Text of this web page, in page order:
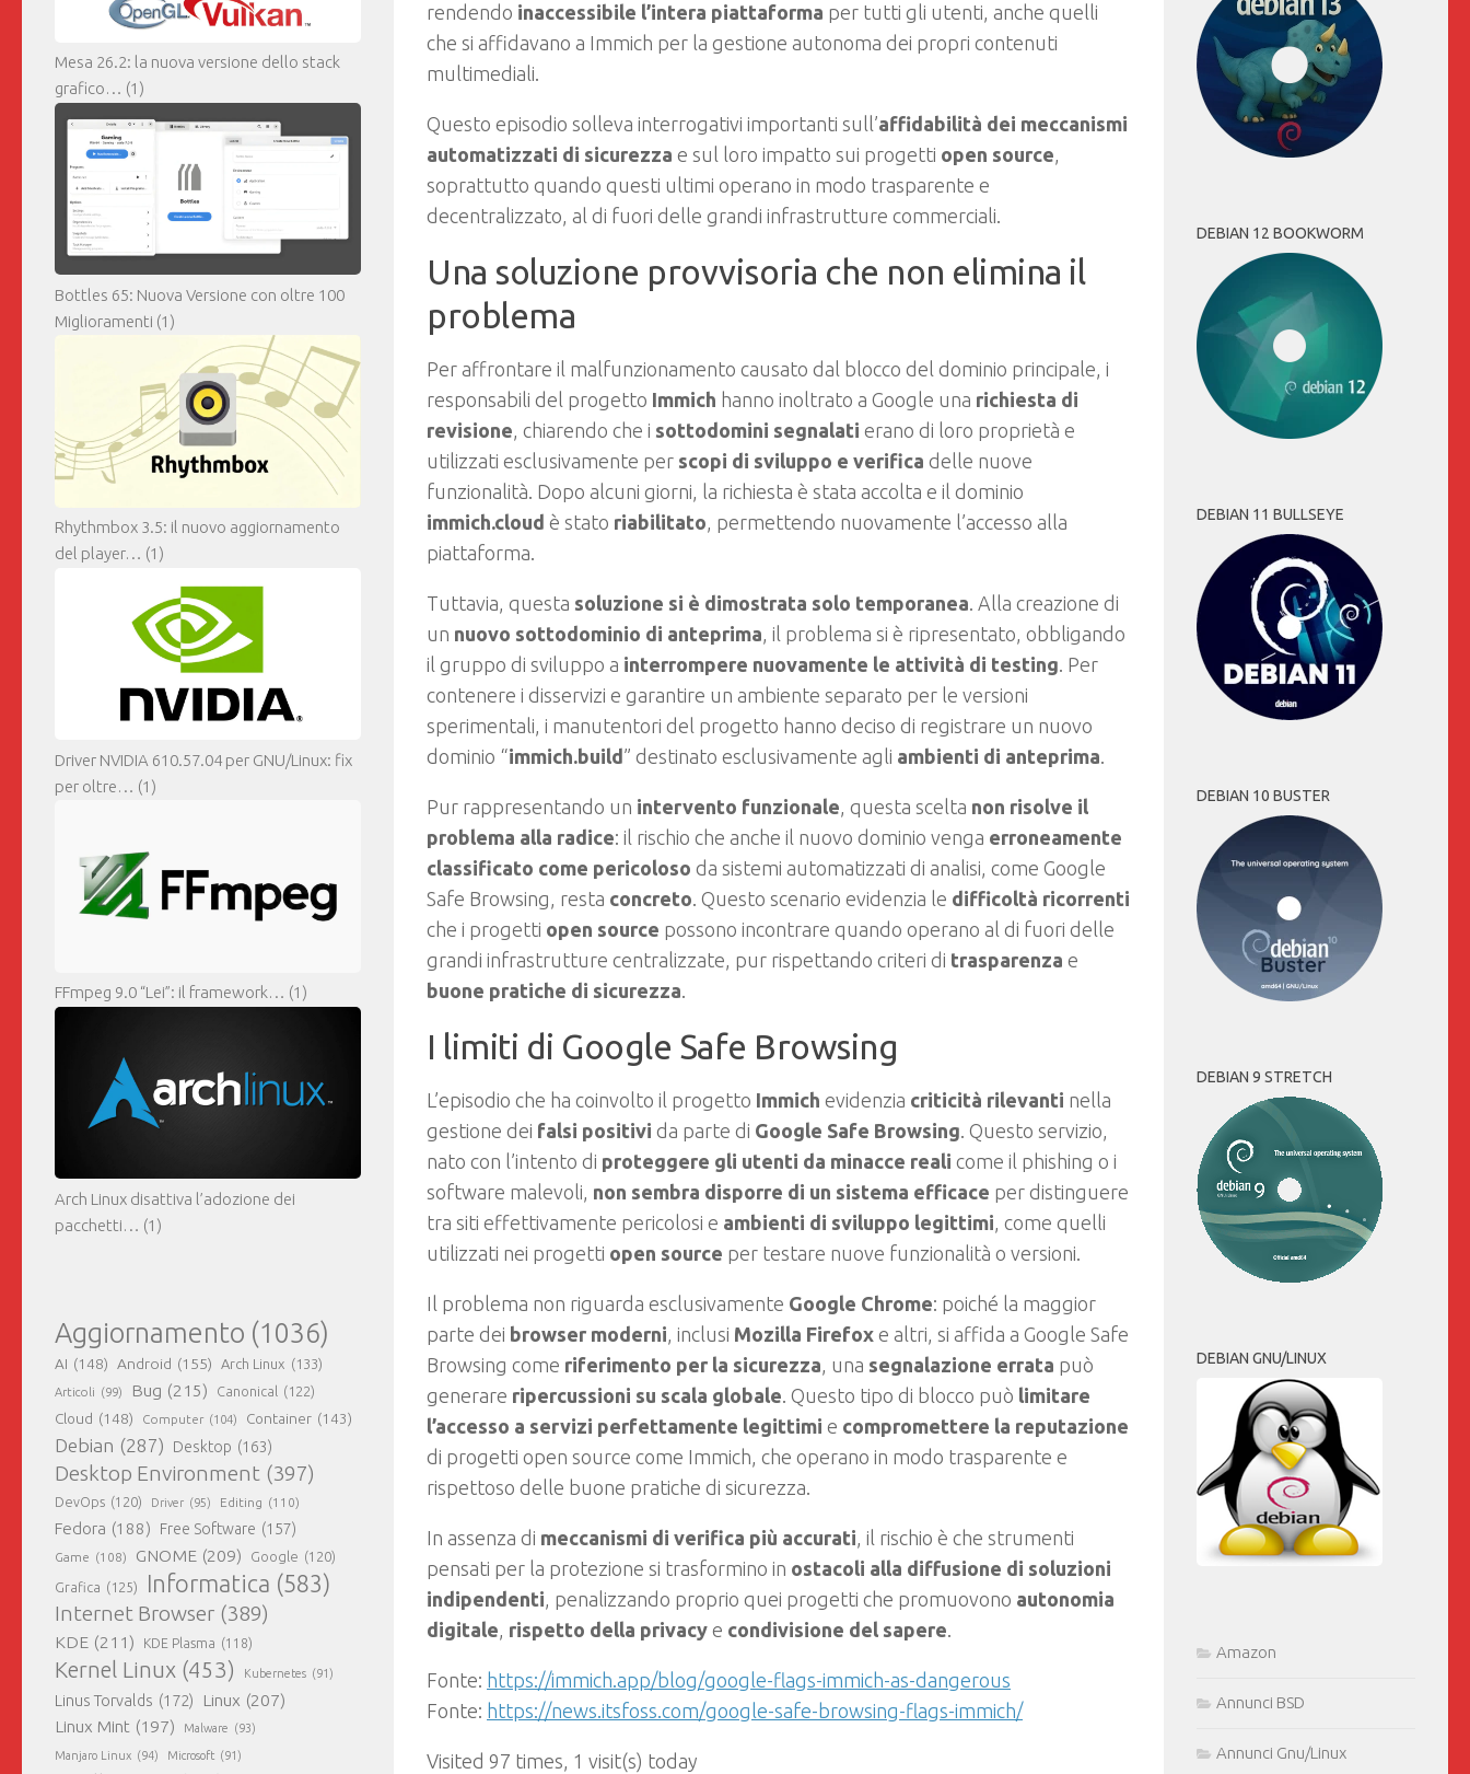
rendendo inaccessibile l’intera piattaforma per tutti gli utenti, anche quelli
che si affidavano a Immich per la gestione autonoma dei propri contenuti
multimediali.
Questo episodio solleva interrogativi importanti sull’affidabilità dei meccanismi
automatizzati di sicurezza e sul loro impatto sui progetti open source,
soprattutto quando questi ultimi operano in modo trasparente e
decentralizzato, al di fuori delle grandi infrastrutture commerciali.
Una soluzione provvisoria che non elimina il
problema
Per affrontare il malfunzionamento causato dal blocco del dominio principale, i
responsabili del progetto Immich hanno inoltrato a Google una richiesta di
revisione, chiarendo che i sottodomini segnalati erano di loro proprietà e
utilizzati esclusivamente per scopi di sviluppo e verifica delle nuove
funzionalità. Dopo alcuni giorni, la richiesta è stata accolta e il dominio
immich.cloud è stato riabilitato, permettendo nuovamente l’accesso alla
piattaforma.
Tuttavia, questa soluzione si è dimostrata solo temporanea. Alla creazione di
un nuovo sottodominio di anteprima, il problema si è ripresentato, obbligando
il gruppo di sviluppo a interrompere nuovamente le attività di testing. Per
contenere i disservizi e garantire un ambiente separato per le versioni
sperimentali, i manutentori del progetto hanno deciso di registrare un nuovo
dominio “immich.build ” destinato esclusivamente agli ambienti di anteprima.
Pur rappresentando un intervento funzionale, questa scelta non risolve il
problema alla radice: il rischio che anche il nuovo dominio venga erroneamente
classificato come pericoloso da sistemi automatizzati di analisi, come Google
Safe Browsing, resta concreto. Questo scenario evidenzia le difficoltà ricorrenti
che i progetti open source possono incontrare quando operano al di fuori delle
grandi infrastrutture centralizzate, pur rispettando criteri di trasparenza e
buone pratiche di sicurezza.
I limiti di Google Safe Browsing
L’episodio che ha coinvolto il progetto Immich evidenzia criticità rilevanti nella
gestione dei falsi positivi da parte di Google Safe Browsing. Questo servizio,
nato con l’intento di proteggere gli utenti da minacce reali come il phishing o i
software malevoli, non sembra disporre di un sistema efficace per distinguere
tra siti effettivamente pericolosi e ambienti di sviluppo legittimi, come quelli
utilizzati nei progetti open source per testare nuove funzionalità o versioni.
Il problema non riguarda esclusivamente Google Chrome: poiché la maggior
parte dei browser moderni, inclusi Mozilla Firefox e altri, si affida a Google Safe
Browsing come riferimento per la sicurezza, una segnalazione errata può
generare ripercussioni su scala globale. Questo tipo di blocco può limitare
l’accesso a servizi perfettamente legittimi e compromettere la reputazione
di progetti open source come Immich, che operano in modo trasparente e
rispettoso delle buone pratiche di sicurezza.
In assenza di meccanismi di verifica più accurati, il rischio è che strumenti
pensati per la protezione si trasformino in ostacoli alla diffusione di soluzioni
indipendenti, penalizzando proprio quei progetti che promuovono autonomia
digitale, rispetto della privacy e condivisione del sapere.
Fonte: https://immich.app/blog/google-flags-immich-as-dangerous
Fonte: https://news.itsfoss.com/google-safe-browsing-flags-immich/
Visited 97 times, 1 visit(s) today
Mesa 26.2: la nuova versione dello stack
grafico… (1)
Bottles 65: Nuova Versione con oltre 100
Miglioramenti (1)
Rhythmbox 3.5: il nuovo aggiornamento
del player… (1)
Driver NVIDIA 610.57.04 per GNU/Linux: fix
per oltre… (1)
FFmpeg 9.0 “Lei”: il framework… (1)
Arch Linux disattiva l’adozione dei
pacchetti… (1)
Aggiornamento (1036)
AI (148) Android (155) Arch Linux (133)
Articoli (99) Bug (215) Canonical (122)
Cloud (148) Computer (104) Container (143)
Debian (287) Desktop (163)
Desktop Environment (397)
DevOps (120) Driver (95) Editing (110)
Fedora (188) Free Software (157)
Game (108) GNOME (209) Google (120)
Grafica (125) Informatica (583)
Internet Browser (389)
KDE (211) KDE Plasma (118)
Kernel Linux (453) Kubernetes (91)
Linus Torvalds (172) Linux (207)
Linux Mint (197) Malware (93)
Manjaro Linux (94) Microsoft (91)
DEBIAN 12 BOOKWORM
DEBIAN 11 BULLSEYE
DEBIAN 10 BUSTER
DEBIAN 9 STRETCH
DEBIAN GNU/LINUX
Amazon
Annunci BSD
Annunci Gnu/Linux